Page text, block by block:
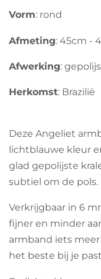
e
r
e
Vorm: rond
Afmeting: 45cm -
Afwerking:
Herkomst: Brazilië
Deze Angeliet
lichtblauwe kleur
glad gepolijste
subtiel om de pols.
Verkrijgbaar in 6
fijner en minder
armband iets
het beste bij je